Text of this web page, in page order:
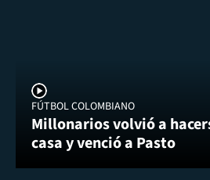
FÚTBOL COLOMBIANO
Millonarios volvió a
casa y venció a Pasto